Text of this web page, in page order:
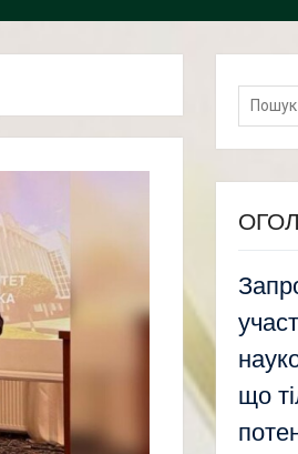
Пошук:
що